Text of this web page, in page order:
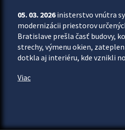
05. 03. 2026inisterstvo vnútra
modernizácii priestorov
Bratislave prešla časť budovy,
strechy, výmenu okien,
dotkla aj interiéru, kde vznikli
Viac